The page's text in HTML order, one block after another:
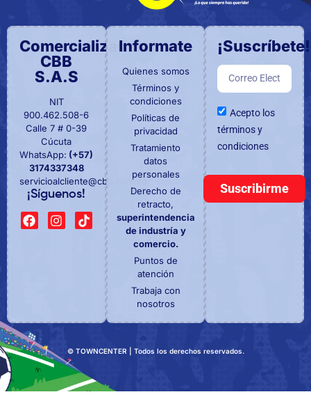
Comercializadora
CBB
S.A.S
NIT
900.462.508-6
Calle 7 # 0-39
Cúcuta
WhatsApp: (+57)
3174337348
servicioalcliente@cbb.com.co
¡Síguenos!
Informate
Quienes somos
Términos y
condiciones
Políticas de
privacidad
Tratamiento
datos
personales
Derecho de
retracto,
superintendencia
de industría y
comercio.
Puntos de
atención
Trabaja con
nosotros
¡Suscríbete!
Acepto los
términos y
condiciones
Suscribirme
© TOWNCENTER | Todos los derechos reservados.